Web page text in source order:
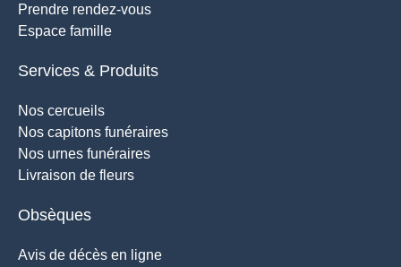
Prendre rendez-vous
Espace famille
Services & Produits
Nos cercueils
Nos capitons funéraires
Nos urnes funéraires
Livraison de fleurs
Obsèques
Avis de décès en ligne